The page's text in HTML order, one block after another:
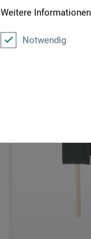
Weitere
Notwendig